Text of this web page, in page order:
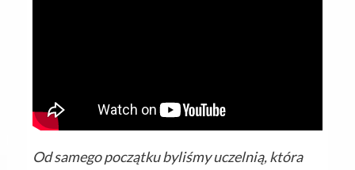
Od samego początku byliśmy uczelnią, która